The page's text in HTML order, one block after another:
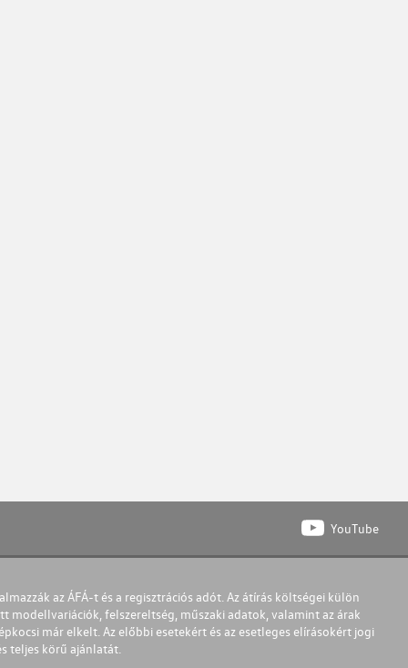
YouTube
az ÁFÁ-t és a regisztrációs adót. Az átírás költségei külön
felszereltség, műszaki adatok, valamint az árak
már elkelt. Az előbbi esetekért és az esetleges elírásokért jogi
teljes körű ajánlatát.